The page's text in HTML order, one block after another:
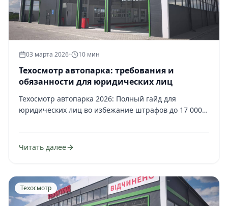
03 марта 2026• 10 мин
Техосмотр автопарка: требования и
обязанности для юридических лиц
Техосмотр автопарка 2026: Полный гайд для
юридических лиц во избежание штрафов до 17 000
Читать далее
Техосмотр